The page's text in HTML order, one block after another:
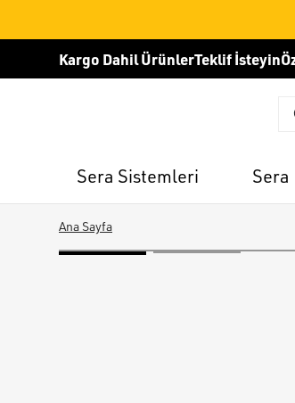
Kargo Dahil ÜrünlerTeklif İsteyin
Sera Sistemleri Sera
Ana Sayfa